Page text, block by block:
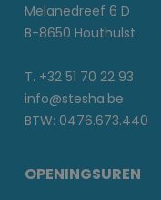
Melanedreef 6 D
B-8650 Houthulst
T. +32 51 70 22 93
info@stesha.be
BTW: 0476.673.440
OPENINGSUREN